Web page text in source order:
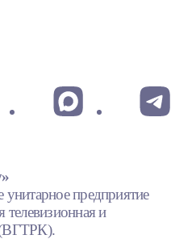
унитарное предприятие
телевизионная и
(ВГТРК).